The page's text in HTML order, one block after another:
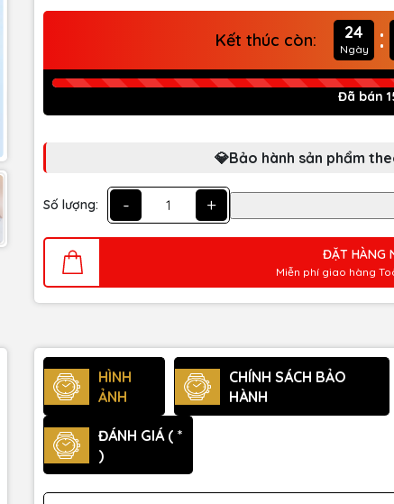
Kết thúc còn: 24
Ngày :
Đã bán
💎Bảo hành sản phẩm
Số lượng: - +
ĐẶT HÀNG
Miễn phí giao hàng
HÌNH
ẢNH
CHÍNH SÁCH BẢO
HÀNH
ĐÁNH GIÁ ( *
)